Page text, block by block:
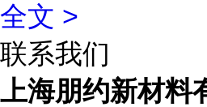
全文 >
联系我们
上海朋约新材料